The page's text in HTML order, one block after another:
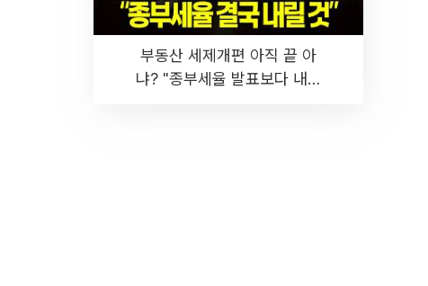
부동산 세제개편 아직 끝 아
냐? "종부세율 발표보다 내릴